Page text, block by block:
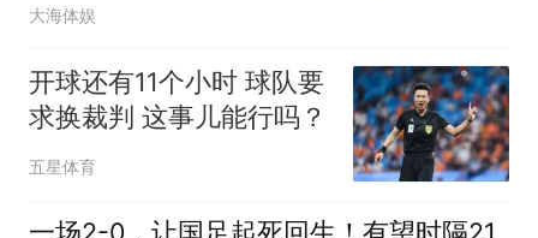
大海体娱
开球还有11个小时 球队要
求换裁判 这事儿能行吗？
五星体育